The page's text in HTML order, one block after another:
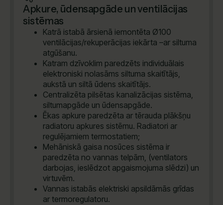
Apkure, ūdensapgāde un ventilācijas
sistēmas
Katrā istabā ārsienā iemontēta Ø100
ventilācijas/rekuperācijas iekārta –ar siltuma
atgūšanu.
Katram dzīvoklim paredzēts individuālais
elektroniski nolasāms siltuma skaitītājs,
aukstā un siltā ūdens skaitītājs.
Centralizēta pilsētas kanalizācijas sistēma,
siltumapgāde un ūdensapgāde.
Ēkas apkure paredzēta ar tērauda plākšņu
radiatoru apkures sistēmu. Radiatori ar
regulējamiem termostatiem;
Mehāniskā gaisa nosūces sistēma ir
paredzēta no vannas telpām, (ventilators
darbojas, ieslēdzot apgaismojuma slēdzi) un
virtuvēm.
Vannas istabās elektriski apsildāmās grīdas
ar termoregulatoru.